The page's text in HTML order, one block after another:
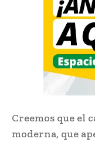
Creemos que el
moderna, que